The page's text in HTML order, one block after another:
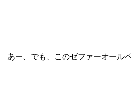
あー、でも、このゼファーオール